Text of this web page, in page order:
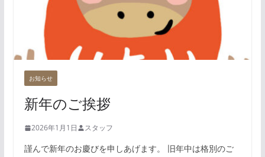
お知らせ
新年のご挨拶
2026年1月1日 スタッフ
謹んで新年のお慶びを申しあげます。 旧年中は格別のご